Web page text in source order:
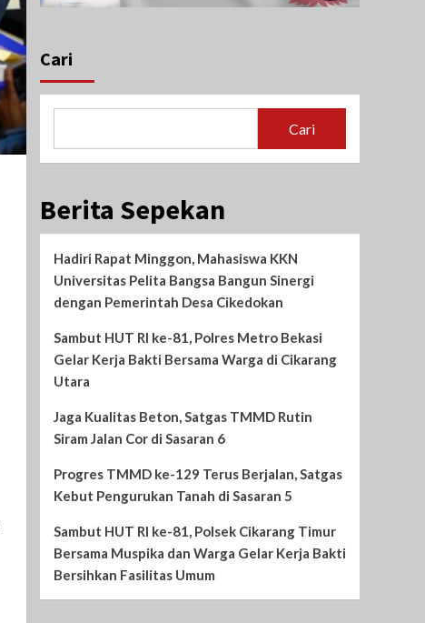
Cari
Cari
Berita Sepekan
Hadiri Rapat Minggon, Mahasiswa KKN
Universitas Pelita Bangsa Bangun Sinergi
dengan Pemerintah Desa Cikedokan
Sambut HUT RI ke-81, Polres Metro Bekasi
Gelar Kerja Bakti Bersama Warga di Cikarang
Utara
Jaga Kualitas Beton, Satgas TMMD Rutin
Siram Jalan Cor di Sasaran 6
Progres TMMD ke-129 Terus Berjalan, Satgas
Kebut Pengurukan Tanah di Sasaran 5
Sambut HUT RI ke-81, Polsek Cikarang Timur
Bersama Muspika dan Warga Gelar Kerja Bakti
Bersihkan Fasilitas Umum